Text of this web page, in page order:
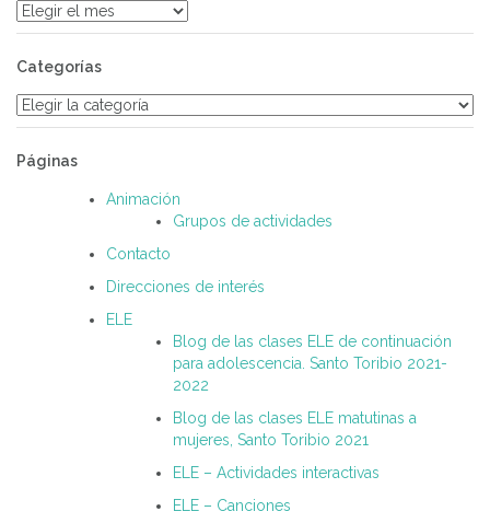
Archivos
Categorías
Categorías
Páginas
Animación
Grupos de actividades
Contacto
Direcciones de interés
ELE
Blog de las clases ELE de continuación
para adolescencia. Santo Toribio 2021-
2022
Blog de las clases ELE matutinas a
mujeres, Santo Toribio 2021
ELE – Actividades interactivas
ELE – Canciones